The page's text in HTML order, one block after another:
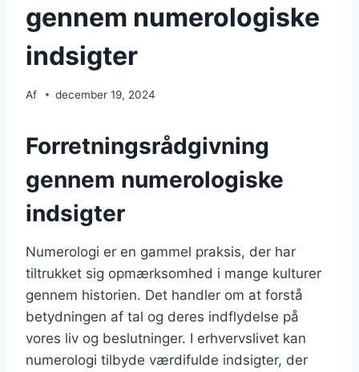
gennem numerologiske
indsigter
Af december 19, 2024
Forretningsrådgivning
gennem numerologiske
indsigter
Numerologi er en gammel praksis, der har
tiltrukket sig opmærksomhed i mange kulturer
gennem historien. Det handler om at forstå
betydningen af tal og deres indflydelse på
vores liv og beslutninger. I erhvervslivet kan
numerologi tilbyde værdifulde indsigter, der